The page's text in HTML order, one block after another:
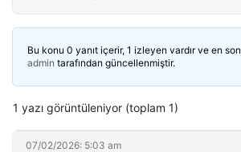
Bu konu 0 yanıt içerir, 1 izleyen vardır ve en son
admin tarafından güncellenmiştir.
1 yazı görüntüleniyor (toplam 1)
07/02/2026: 5:03 am